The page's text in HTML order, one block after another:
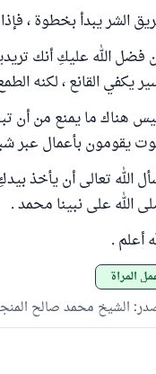
الشر يبدأ بخطوة ،
فضل الله عليكِ أنك
يكفي القانع ، لكنه
ليس هناك ما يمنع من
يقومون بأعمال عبر
الله تعالى أن يأخذ
الله على نبينا محمد .
أعلم .
عمل المرأة
: الشيخ محمد صالح